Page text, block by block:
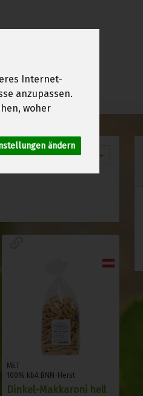
Internet-
anzupassen.
woher
ändern
MET
100% kbA BNN-Herst
Dinkel-Makkaroni hell